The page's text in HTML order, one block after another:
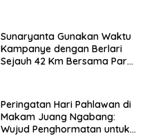
Sunaryanta Gunakan Waktu
Kampanye dengan Berlari
Sejauh 42 Km Bersama Para
Peringatan Hari Pahlawan di
Makam Juang Ngabang:
Wujud Penghormatan untuk